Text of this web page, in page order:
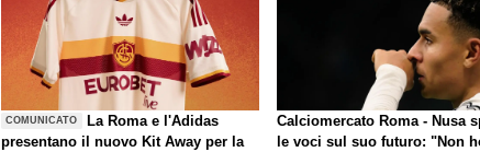
COMUNICATO
La Roma e l'Adidas
presentano il nuovo Kit Away per la
Calciomercato Roma - Nusa
le voci sul suo futuro: "Non